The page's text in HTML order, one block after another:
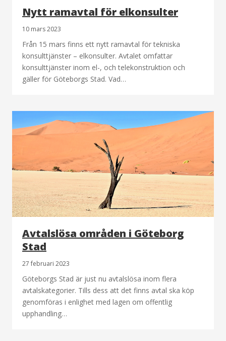
Nytt ramavtal för elkonsulter
10 mars 2023
Från 15 mars finns ett nytt ramavtal för tekniska
konsulttjänster – elkonsulter. Avtalet omfattar
konsulttjänster inom el-, och telekonstruktion och
gäller för Göteborgs Stad. Vad…
Avtalslösa områden i Göteborg
Stad
27 februari 2023
Göteborgs Stad är just nu avtalslösa inom flera
avtalskategorier. Tills dess att det finns avtal ska köp
genomföras i enlighet med lagen om offentlig
upphandling…